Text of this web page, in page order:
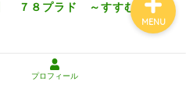
７８プラド ～すすむ
ナバ物置＃２】基礎施工の失敗
ぜ？！〜コスト削減のために
プロフィール
MENU